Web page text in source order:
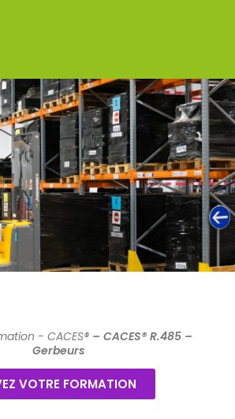
- CACES®– CACES® R.485 –
Gerbeurs
VOTRE FORMATION